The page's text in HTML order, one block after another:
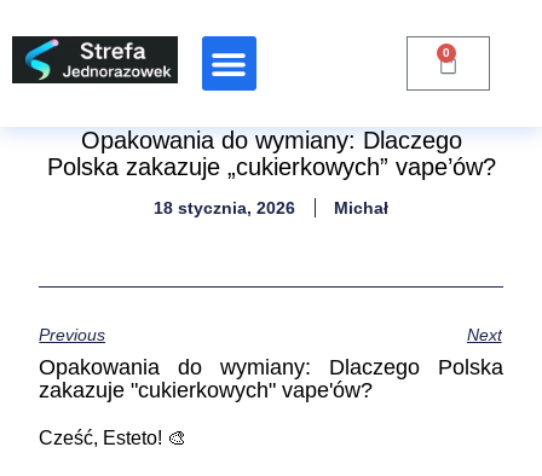
0
Opakowania do wymiany: Dlaczego
Polska zakazuje „cukierkowych” vape’ów?
18 stycznia, 2026 Michał
Previous Next
Opakowania do wymiany: Dlaczego Polska
zakazuje "cukierkowych" vape'ów?
Cześć, Esteto! 🎨